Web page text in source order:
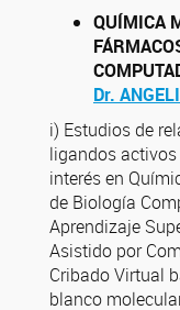
QUÍMICA
Dr.
i) Estudios de
ligandos
interés en
de Biología
Aprendizaje
Asistido por
Cribado Virtual
blanco